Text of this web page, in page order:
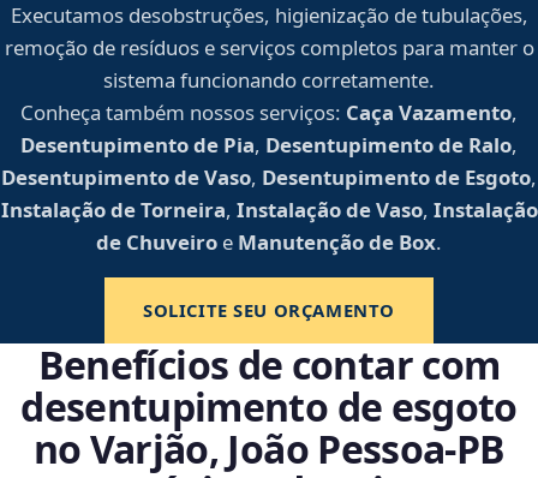
Executamos desobstruções, higienização de tubulações,
remoção de resíduos e serviços completos para manter o
sistema funcionando corretamente.
Conheça também nossos serviços: Caça Vazamento,
Desentupimento de Pia, Desentupimento de Ralo,
Desentupimento de Vaso, Desentupimento de Esgoto,
Instalação de Torneira, Instalação de Vaso, Instalação
de Chuveiro e Manutenção de Box.
SOLICITE SEU ORÇAMENTO
Benefícios de contar com
desentupimento de esgoto
no Varjão, João Pessoa‑PB